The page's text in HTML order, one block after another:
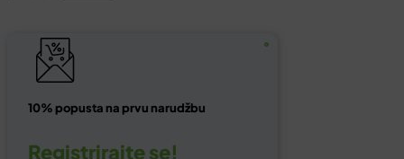
10% popusta na prvu narudžbu
Registrirajte se!